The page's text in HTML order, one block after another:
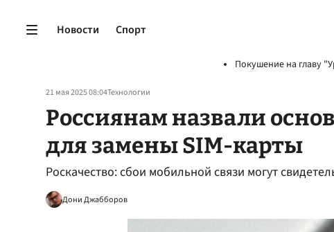
Новости Спорт
Покушение на главу
21 мая 2025 08:04Технологии
Россиянам назвали
для замены SIM-карты
Роскачество: сбои мобильной связи могут
Дони Джабборов